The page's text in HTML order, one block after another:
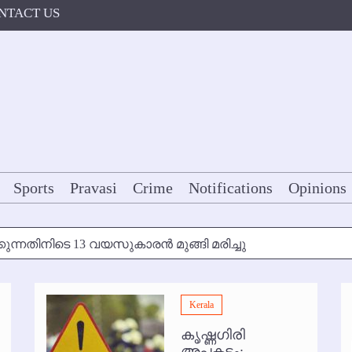
US
Sports Pravasi Crime Notifications Opinions
13 വയസുകാരന്‍ മുങ്ങി മരിച്ചു
മുതല്‍
ഇല്ല
Kerala
കൃഷ്ണഗിരി